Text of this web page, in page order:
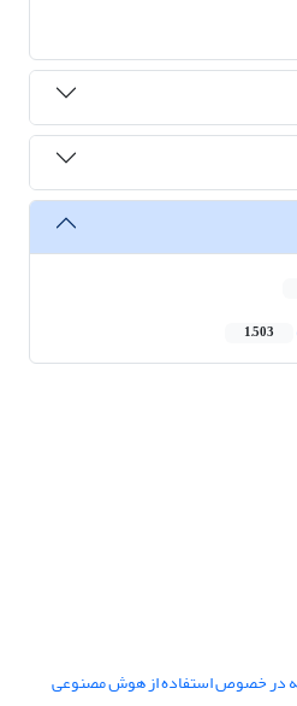
1,503
در خصوص استفاده از هوش مصنوعی